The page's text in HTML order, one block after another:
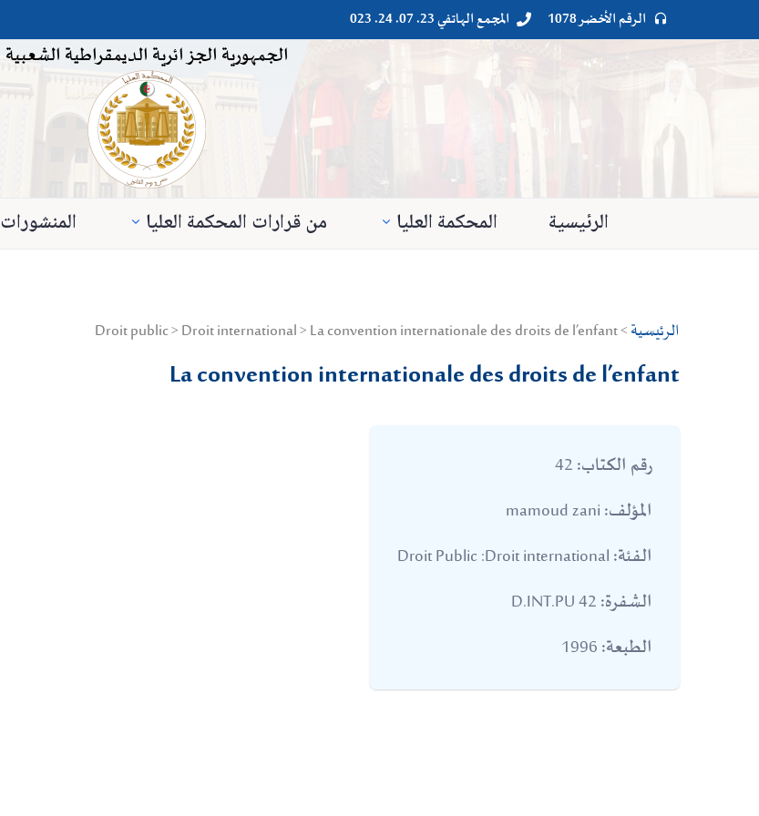

 الرقم الأخضر 1078 
 المجمع الهاتفي 23. 07. 24. 023
الجمهورية الجزائرية الديمقراطية الشعبية
الرئيسية المحكمة العليا من قرارات المحكمة العليا المنشورات
الرئيسية> Droit public > Droit international > La convention internationale des droits de l’enfant
La convention internationale des droits de l’enfant
رقم الكتاب:
المؤلف:
الفئة:
الشفرة:
الطبعة: